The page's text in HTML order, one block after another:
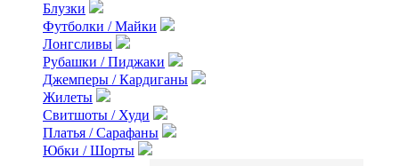
Блузки
Футболки / Майки
Лонгсливы
Рубашки / Пиджаки
Джемперы / Кардиганы
Жилеты
Свитшоты / Худи
Платья / Сарафаны
Юбки / Шорты